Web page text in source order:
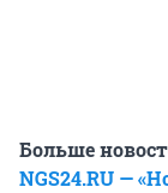
Больше
NGS24.RU —